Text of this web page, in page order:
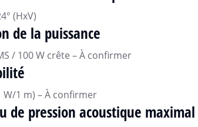
(HxV)
de la puissance
/ 100 W crête – À confirmer
W/1 m) – À confirmer
de pression acoustique maximal